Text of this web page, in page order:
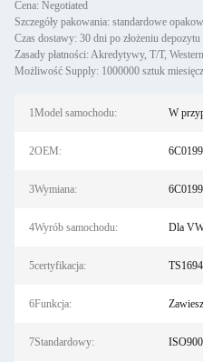
Cena: Negotiated
Szczegóły pakowania: standardowe
Czas dostawy: 30 dni po złożeniu depozytu
Zasady płatności: Akredytywy, T/T,
Możliwość Supply: 1000000 sztuk
1Model samochodu: W
2OEM:
3Wymiana:
4Wyrób samochodu: Dla
5certyfikacja:
6Funkcja:
7Standardowy: